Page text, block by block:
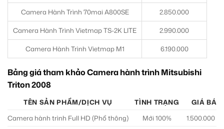
Camera Hành Trình 70mai A800SE 2.850.000
Camera Hành Trình Vietmap TS-2K LITE 2.990.000
Camera Hành Trình Vietmap M1 6.190.000
Bảng giá tham khảo Camera hành trình Mitsubishi
Triton 2008
TÊN SẢN PHẨM/DỊCH VỤ TÌNH TRẠNG
GIÁ
Camera hành trình Full HD (Phổ thông)
Mới 100%
1.500.000 –